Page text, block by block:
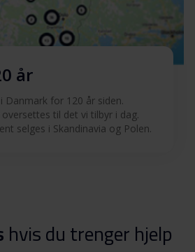
år
Danmark for 120 år siden.
til det vi tilbyr i dag.
selges i Skandinavia og Polen.
hvis du trenger hjelp